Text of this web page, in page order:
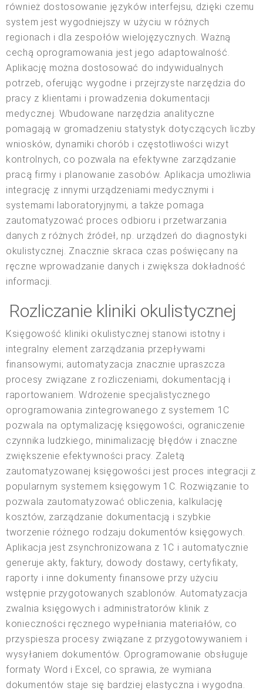
również dostosowanie języków interfejsu, dzięki czemu
system jest wygodniejszy w użyciu w różnych
regionach i dla zespołów wielojęzycznych. Ważną
cechą oprogramowania jest jego adaptowalność.
Aplikację można dostosować do indywidualnych
potrzeb, oferując wygodne i przejrzyste narzędzia do
pracy z klientami i prowadzenia dokumentacji
medycznej. Wbudowane narzędzia analityczne
pomagają w gromadzeniu statystyk dotyczących liczby
wniosków, dynamiki chorób i częstotliwości wizyt
kontrolnych, co pozwala na efektywne zarządzanie
pracą firmy i planowanie zasobów. Aplikacja umożliwia
integrację z innymi urządzeniami medycznymi i
systemami laboratoryjnymi, a także pomaga
zautomatyzować proces odbioru i przetwarzania
danych z różnych źródeł, np. urządzeń do diagnostyki
okulistycznej. Znacznie skraca czas poświęcany na
ręczne wprowadzanie danych i zwiększa dokładność
informacji.
Rozliczanie kliniki okulistycznej
Księgowość kliniki okulistycznej stanowi istotny i
integralny element zarządzania przepływami
finansowymi; automatyzacja znacznie upraszcza
procesy związane z rozliczeniami, dokumentacją i
raportowaniem. Wdrożenie specjalistycznego
oprogramowania zintegrowanego z systemem 1C
pozwala na optymalizację księgowości, ograniczenie
czynnika ludzkiego, minimalizację błędów i znaczne
zwiększenie efektywności pracy. Zaletą
zautomatyzowanej księgowości jest proces integracji z
popularnym systemem księgowym 1C. Rozwiązanie to
pozwala zautomatyzować obliczenia, kalkulację
kosztów, zarządzanie dokumentacją i szybkie
tworzenie różnego rodzaju dokumentów księgowych.
Aplikacja jest zsynchronizowana z 1C i automatycznie
generuje akty, faktury, dowody dostawy, certyfikaty,
raporty i inne dokumenty finansowe przy użyciu
wstępnie przygotowanych szablonów. Automatyzacja
zwalnia księgowych i administratorów klinik z
konieczności ręcznego wypełniania materiałów, co
przyspiesza procesy związane z przygotowywaniem i
wysyłaniem dokumentów. Oprogramowanie obsługuje
formaty Word i Excel, co sprawia, że wymiana
dokumentów staje się bardziej elastyczna i wygodna.